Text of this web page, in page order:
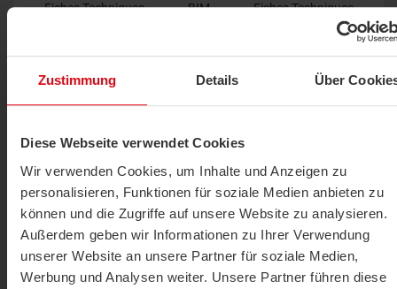
Zustimmung Details Über
Diese Webseite verwendet Cookies
Wir verwenden Cookies, um Inhalte und Anzeigen zu
personalisieren, Funktionen für soziale Medien anbieten zu
können und die Zugriffe auf unsere Website zu analysieren.
Außerdem geben wir Informationen zu Ihrer Verwendung
unserer Website an unsere Partner für soziale Medien,
Werbung und Analysen weiter. Unsere Partner führen diese
Fiches Techniques BIM Fiches Techniques
Conformité
COMPARATIVE
LIMITE (18) TRIER PAR: